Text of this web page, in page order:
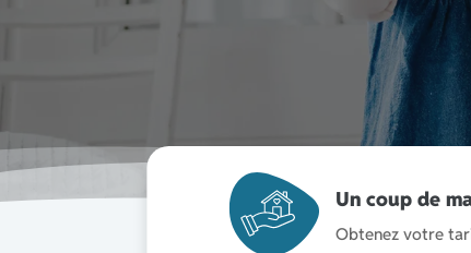
Un coup de
Obtenez votre